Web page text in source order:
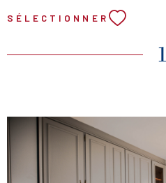
Copropriété de 17 lots
gaz.Taxe foncière : 300
SÉLECTIONNER